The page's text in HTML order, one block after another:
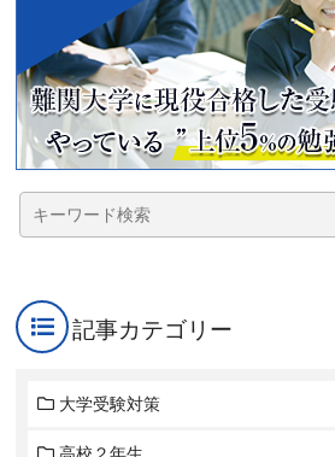
記事カテゴリー
大学受験対策